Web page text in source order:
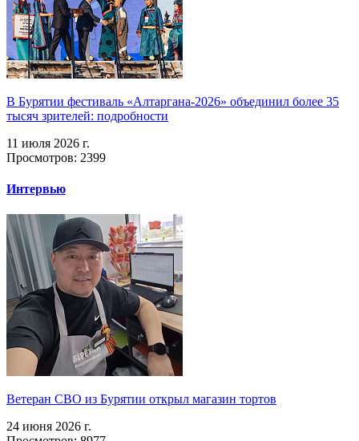
В Бурятии фестиваль «Алтаргана-2026» объединил более 35
тысяч зрителей: подробности
11 июля 2026 г.
Просмотров: 2399
Интервью
Ветеран СВО из Бурятии открыл магазин тортов
24 июня 2026 г.